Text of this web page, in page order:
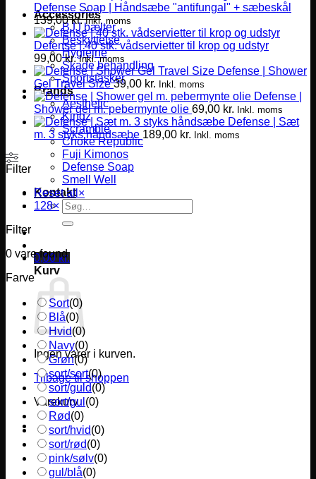
Accessories
BJJ bælter
Beskyttelse
Hygiejne
Skade behandling
Sportstasker
Brands
Aesthetic
Kingz
Scramble
Choke Republic
Fuji Kimonos
Defense Soap
Smell Well
Kontakt
Søg
efter:
0,00 kr.
Kurv
Ingen varer i kurven.
Tilbage til shoppen
Varekurv
Defense Soap | Håndsæbe "antifungal" + sæbeskål
139,00kr. Inkl. moms
Defense | 40 stk. vådservietter til krop og udstyr
99,00kr. Inkl. moms
Defense | Shower
Gel Travel Size 39,00 kr. Inkl. moms
Defense |
Shower gel m. pebermynte olie 69,00 kr. Inkl. moms
Defense | Sæt
m. 3 styks håndsæbe 189,00 kr. Inkl. moms
Filter
Reset all ×
128×
Filter
0 vare found
Farve
Sort(0)
Blå(0)
Hvid(0)
Navy(0)
Grøn(0)
sort/sort(0)
sort/guld(0)
sort/gul (0)
Rød(0)
sort/hvid(0)
sort/rød(0)
pink/sølv(0)
gul/blå(0)